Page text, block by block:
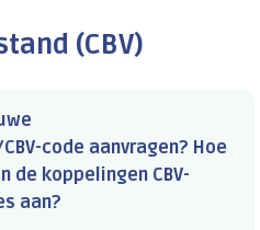
(CBV)
code aanvragen? Hoe
de koppelingen CBV-
aan?